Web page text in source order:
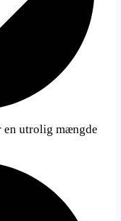
en utrolig mængde